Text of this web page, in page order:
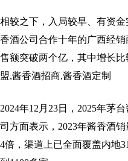
相较之下，入局较早、有资
香酒公司合作十年的广西经
售额突破两个亿，其中增长
盟,酱香酒招商,酱香酒定制
2024年12月23日，2025年茅
司方面表示，2023年酱香酒
4倍，渠道上已全面覆盖内地